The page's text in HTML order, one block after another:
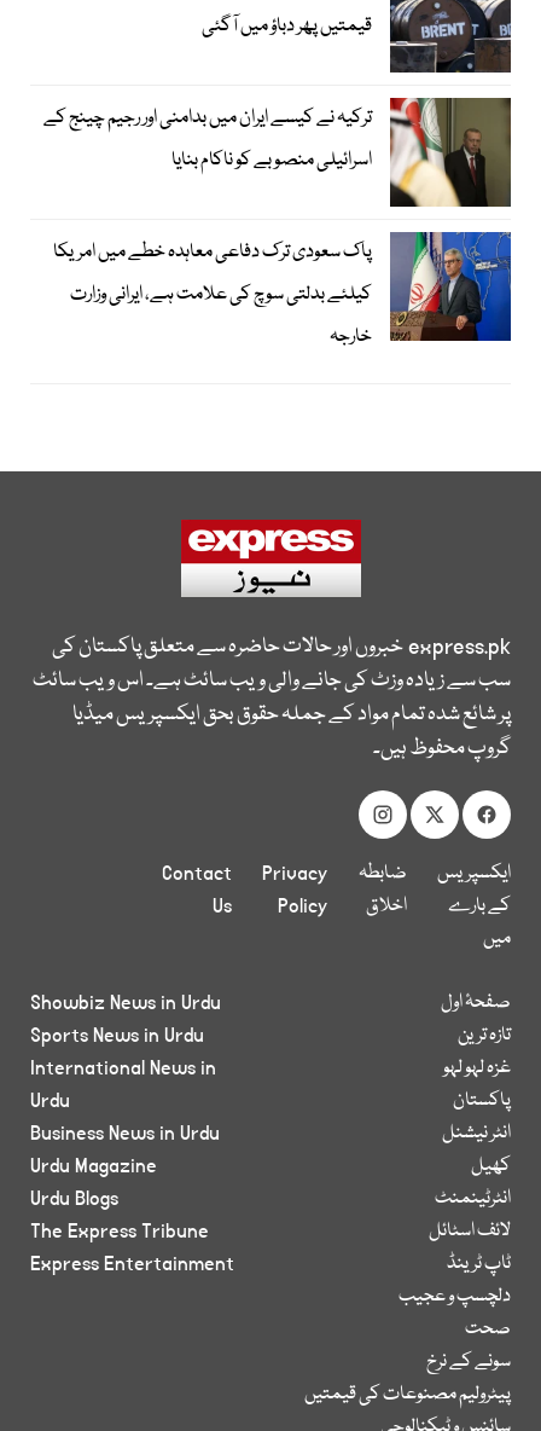
قیمتیں پھر دباؤ میں آگئی
ترکیہ نے کیسے ایران میں بدامنی اور رجیم چینج کے
اسرائیلی منصوبے کو ناکام بنایا
پاک سعودی ترک دفاعی معاہدہ خطے میں امریکا
کیلئے بدلتی سوچ کی علامت ہے، ایرانی وزارت
خارجہ
express.pkخبروں اور حالات حاضرہ سے متعلق پاکستان کی
سب سے زیادہ وزٹ کی جانے والی ویب سائٹ ہے۔ اس ویب سائٹ
پر شائع شدہ تمام مواد کے جملہ حقوق بحق ایکسپریس میڈیا
گروپ محفوظ ہیں۔
ایکسپریس
کے بارے
میں
ضابطہ
اخلاق
Privacy
Policy
Contact
Us
صفحۂ اول
تازہ ترین
غزہ لہو لہو
پاکستان
انٹر نیشنل
کھیل
انٹرٹینمنٹ
لائف اسٹائل
ٹاپ ٹرینڈ
دلچسپ و عجیب
صحت
سونے کے نرخ
پیٹرولیم مصنوعات کی قیمتیں
Showbiz News in Urdu
Sports News in Urdu
International News in
Urdu
Business News in Urdu
Urdu Magazine
Urdu Blogs
The Express Tribune
Express Entertainment